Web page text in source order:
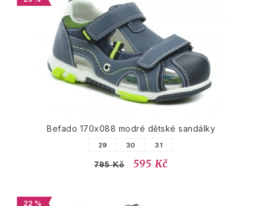
Befado 170x088 modré dětské sandálky
29 30 31
795 Kč 595 Kč
22 %